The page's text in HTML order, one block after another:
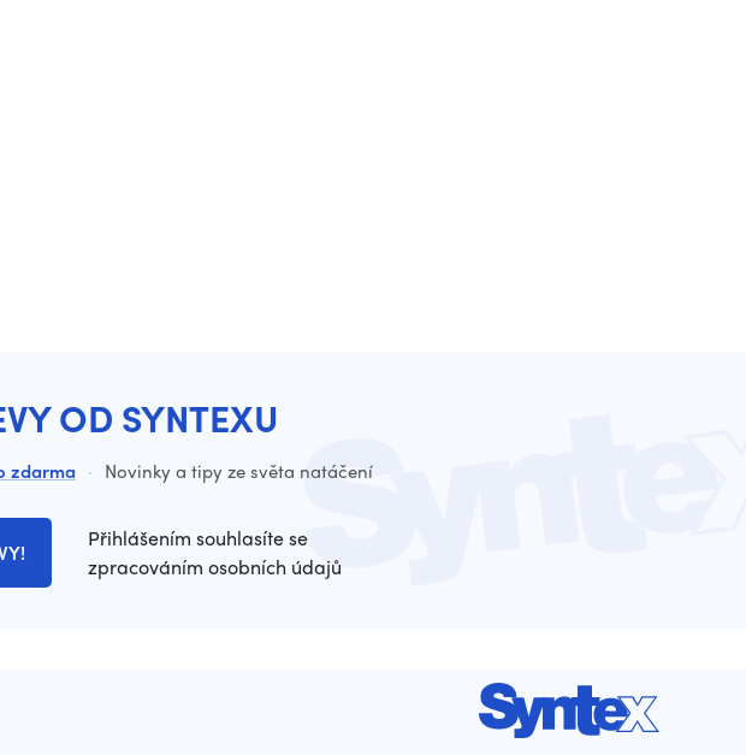
OD SYNTEXU
zdarma · Novinky a tipy ze světa natáčení
Přihlášením souhlasíte se
zpracováním osobních údajů